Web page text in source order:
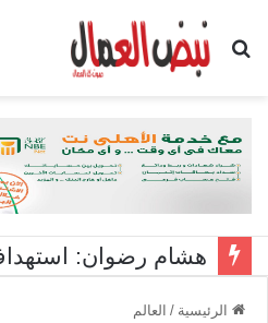
بحث
الرئيسية / العالم